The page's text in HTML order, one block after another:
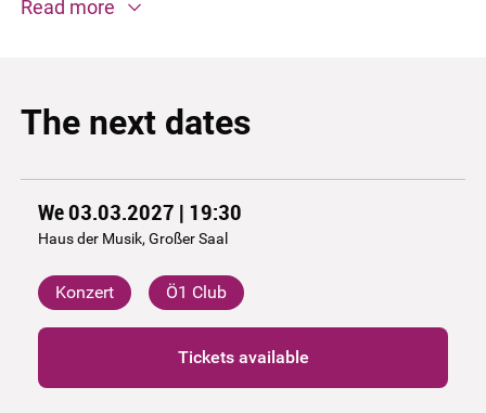
Read more
The next dates
We 03.03.2027 | 19:30
Haus der Musik, Großer Saal
Konzert Ö1 Club
Tickets available